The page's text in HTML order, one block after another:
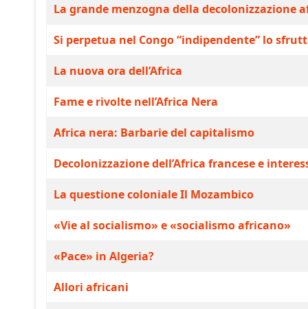
La grande menzogna della decolonizzazione
Si perpetua nel Congo “indipendente” lo
La nuova ora dell’Africa
Fame e rivolte nell’Africa Nera
Africa nera: Barbarie del capitalismo
Decolonizzazione dell’Africa francese e
La questione coloniale Il Mozambico
«Vie al socialismo» e «socialismo africano»
«Pace» in Algeria?
Allori africani